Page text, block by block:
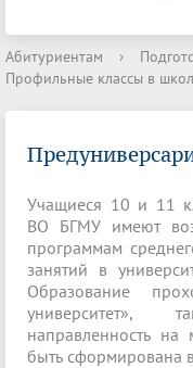
Абитуриентам ›
Профильные классы в
Учащиеся 10 и 11
ВО БГМУ имеют
программам
занятий в
Образование
университет»,
направленность
быть сформирована